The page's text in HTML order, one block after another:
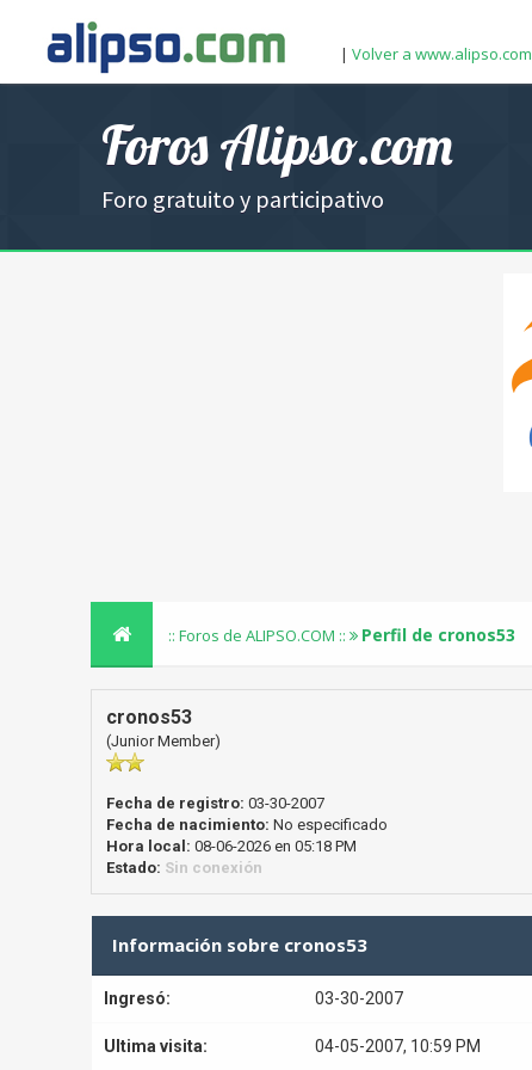
| Volver a www.alipso.com
Foros Alipso.com
Foro gratuito y participativo
:: Foros de ALIPSO.COM :: Perfil de cronos53
cronos53
(Junior Member)
Fecha de registro: 03-30-2007
Fecha de nacimiento: No especificado
Hora local: 08-06-2026 en 05:18 PM
Estado: Sin conexión
Información sobre cronos53
Ingresó: 03-30-2007
Ultima visita: 04-05-2007, 10:59 PM